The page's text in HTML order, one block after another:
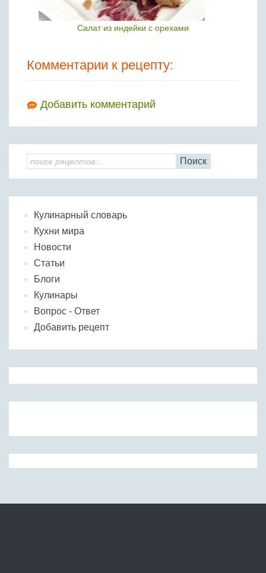
Салат из индейки с орехами
Комментарии к рецепту:
Добавить комментарий
Поиск
Кулинарный словарь
Кухни мира
Новости
Статьи
Блоги
Кулинары
Вопрос - Ответ
Добавить рецепт